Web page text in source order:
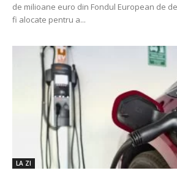
de milioane euro din Fondul European de
fi alocate pentru a...
LA ZI